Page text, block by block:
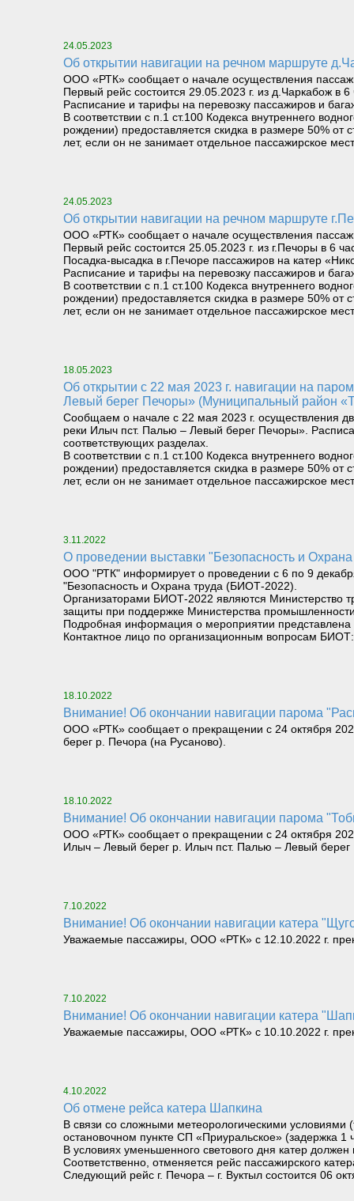
24.05.2023
Об открытии навигации на речном маршруте
ООО «РТК» сообщает о начале осуществления
Первый рейс состоится 29.05.2023 г. из д.Чаркабож в
Расписание и тарифы на перевозку пассажиров и
В соответствии с п.1 ст.100 Кодекса внутреннего
рождении) предоставляется скидка в размере 50% от
лет, если он не занимает отдельное пассажирское
24.05.2023
Об открытии навигации на речном маршруте
ООО «РТК» сообщает о начале осуществления
Первый рейс состоится 25.05.2023 г. из г.Печоры в 6
Посадка-высадка в г.Печоре пассажиров на катер
Расписание и тарифы на перевозку пассажиров и
В соответствии с п.1 ст.100 Кодекса внутреннего
рождении) предоставляется скидка в размере 50% от
лет, если он не занимает отдельное пассажирское
18.05.2023
Об открытии с 22 мая 2023 г. навигации на паромном маршруте «Правый берег реки Илыч пст. Усть-Илыч – Левый берег реки Илыч пст. Палью –
Левый берег Печоры» (Муниципальный район
Сообщаем о начале с 22 мая 2023 г. осуществления
реки Илыч пст. Палью – Левый берег Печоры».
соответствующих разделах.
В соответствии с п.1 ст.100 Кодекса внутреннего
рождении) предоставляется скидка в размере 50% от
лет, если он не занимает отдельное пассажирское
3.11.2022
О проведении выставки "Безопасность и
ООО "РТК" информирует о проведении с 6 по 9
"Безопасность и Охрана труда (БИОТ-2022).
Организаторами БИОТ-2022 являются Министерство
защиты при поддержке Министерства
Подробная информация о мероприятии представлена
Контактное лицо по организационным вопросам
18.10.2022
Внимание! Об окончании навигации парома
ООО «РТК» сообщает о прекращении с 24 октября
берег р. Печора (на Русаново).
18.10.2022
Внимание! Об окончании навигации парома
ООО «РТК» сообщает о прекращении с 24 октября
Илыч – Левый берег р. Илыч пст. Палью – Левый
7.10.2022
Внимание! Об окончании навигации катера
Уважаемые пассажиры, ООО «РТК» с 12.10.2022 г.
7.10.2022
Внимание! Об окончании навигации катера
Уважаемые пассажиры, ООО «РТК» с 10.10.2022 г.
4.10.2022
Об отмене рейса катера Шапкина
В связи со сложными метеорологическими условиями
остановочном пункте СП «Приуральское» (задержка 1
В условиях уменьшенного светового дня катер должен
Соответственно, отменяется рейс пассажирского
Следующий рейс г. Печора – г. Вуктыл состоится 06